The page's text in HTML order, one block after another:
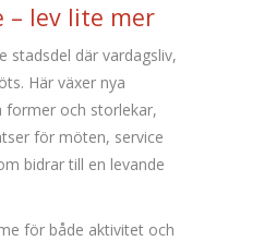
– lev lite mer
stadsdel där vardagsliv,
Här växer nya
former och storlekar,
för möten, service
bidrar till en levande
för både aktivitet och